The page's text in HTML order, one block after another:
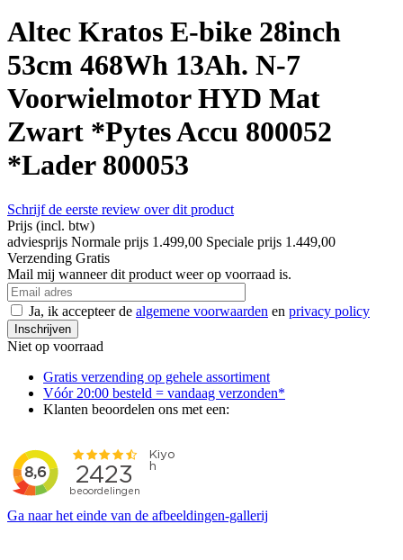
Altec Kratos E-bike 28inch
53cm 468Wh 13Ah. N-7
Voorwielmotor HYD Mat
Zwart *Pytes Accu 800052
*Lader 800053
Schrijf de eerste review over dit product
Prijs (incl. btw)
adviesprijs Normale prijs 1.499,00 Speciale prijs 1.449,00
Verzending Gratis
Mail mij wanneer dit product weer op voorraad is.
Ja, ik accepteer de algemene voorwaarden en privacy policy
Inschrijven
Niet op voorraad
Gratis verzending op gehele assortiment
Vóór 20:00 besteld = vandaag verzonden*
Klanten beoordelen ons met een:
Ga naar het einde van de afbeeldingen-gallerij